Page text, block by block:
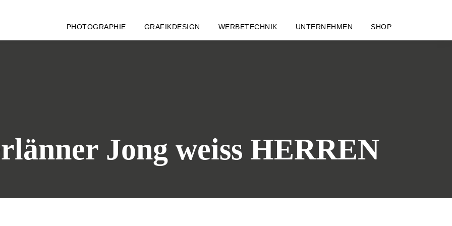
PHOTOGRAPHIE GRAFIKDESIGN WERBETECHNIK UNTERNEHMEN SHOP
Jong weiss HERREN